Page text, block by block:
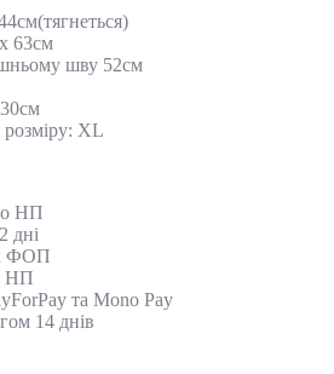
63см
шву 52см
розміру: XL
НП
дні
ФОП
НП
та Mono Pay
14 днів